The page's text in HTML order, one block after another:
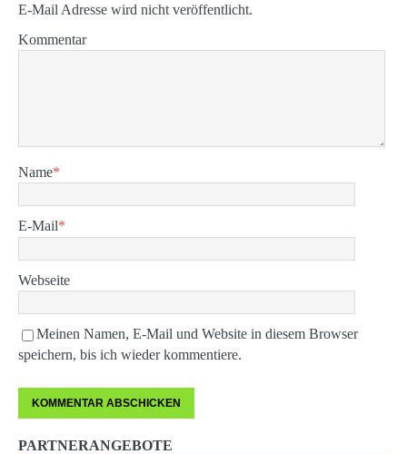
E-Mail Adresse wird nicht veröffentlicht.
Kommentar
Name*
E-Mail*
Webseite
Meinen Namen, E-Mail und Website in diesem Browser
speichern, bis ich wieder kommentiere.
PARTNERANGEBOTE